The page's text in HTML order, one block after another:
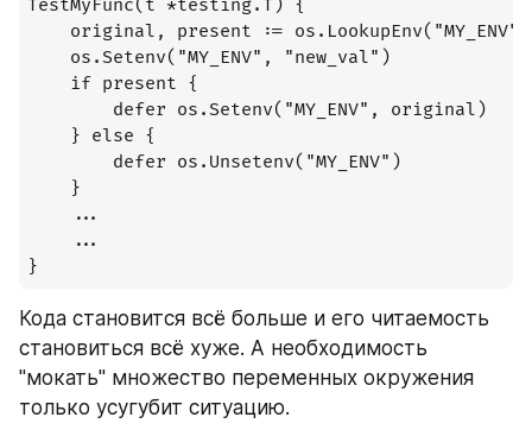
TestMyFunc(t *testing.T) {
    original, present := os.LookupEnv("MY_ENV")
    os.Setenv("MY_ENV", "new_val")
    if present {
        defer os.Setenv("MY_ENV", original)
    } else {
        defer os.Unsetenv("MY_ENV")
    }
    ...
    ...
}
Кода становится всё больше и его читаемость
становиться всё хуже. А необходимость
"мокать" множество переменных окружения
только усугубит ситуацию.